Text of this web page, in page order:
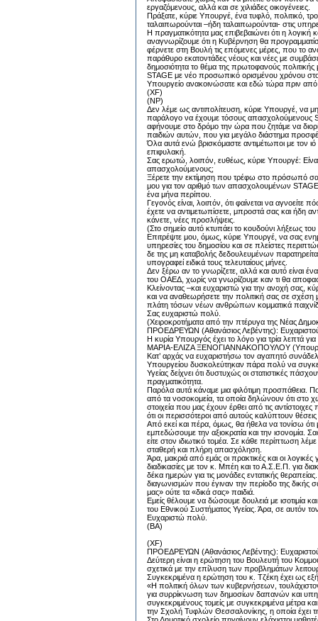
εργαζόμενους, αλλά και σε χιλιάδες οικογένειες.
Πράξατε, κύριε Υπουργέ, ένα τυφλό, πολιτικό,
ταλαιπωρούνται –ήδη ταλαιπωρούνται- στις
Η πραγματικότητα μας επιβεβαιώνει ότι η
αναγνωρίζουμε ότι η Κυβέρνηση θα
φέρνετε στη Βουλή τις επόμενες μέρες, που το
παράθυρο εκατοντάδες νέους και νέες με
δημοσιότητα το θέμα της πρωτοφανούς
STAGE με νέο προσωπικό ορισμένου χρόνου στο
Υπουργείο ανακοινώσατε και εδώ τώρα πριν από
(XF)
(NP)
Δεν λέμε ως αντιπολίτευση, κύριε Υπουργέ, να
παράλογο να έχουμε τόσους απασχολούμενους
αφήνουμε στο δρόμο την ώρα που ζητάμε να
παιδιών αυτών, που για μεγάλο διάστημα
Όλα αυτά ενώ βρισκόμαστε αντιμέτωποι με τον
επιφυλακή.
Σας ερωτώ, λοιπόν, ευθέως, κύριε Υπουργέ:
απασχολούμενους;
Ξέρετε την εκτίμηση που τρέφω στο πρόσωπό
μου για τον αριθμό των απασχολουμένων
ένα μήνα περίπου.
Γεγονός είναι, λοιπόν, ότι φαίνεται να
έχετε να αντιμετωπίσετε, μπροστά σας και ήδη
κάνετε, νέες προσλήψεις.
(Στο σημείο αυτό κτυπάει το κουδούνι λήξεως
Επιτρέψτε μου, όμως, κύριε Υπουργέ, να σας
υπηρεσίες του δημοσίου και σε πλείστες
δε της μη καταβολής δεδουλευμένων
υπογραφεί ειδικά τους τελευταίους μήνες.
Δεν ξέρω αν το γνωρίζετε, αλλά και αυτό είναι
του ΟΑΕΔ, χωρίς να γνωρίζουμε καν τι θα
Κλείνοντας –και ευχαριστώ για την ανοχή σας,
και να αναθεωρήσετε την πολιτική σας σε
πλάτη τόσων νέων ανθρώπων κομματικά
Σας ευχαριστώ πολύ.
(Χειροκροτήματα από την πτέρυγα της Νέας
ΠΡΟΕΔΡΕΥΩΝ (Αθανάσιος Λεβέντης):
Η κυρία Υπουργός έχει το λόγο για τρία λεπτά
ΜΑΡΙΑ-ΕΛΙΖΑ ΞΕΝΟΓΙΑΝΝΑΚΟΠΟΥΛΟΥ (Υπουργός
Κατ’ αρχάς να ευχαριστήσω τον αγαπητό
Υπουργείου δυσκολεύτηκαν πάρα πολύ να
Υγείας δείχνει ότι δυστυχώς οι στατιστικές
πραγματικότητα.
Παρόλα αυτά κάναμε μια φιλότιμη προσπάθεια.
από τα νοσοκομεία, τα οποία δηλώνουν ότι στο
στοιχεία που μας έχουν έρθει από τις
ότι οι περισσότεροι από αυτούς καλύπτουν
Από εκεί και πέρα, όμως, θα ήθελα να τονίσω ότι
εμπεδώσουμε την αξιοκρατία και την ισονομία.
είτε στον ιδιωτικό τομέα. Σε κάθε περίπτωση
σταθερή και πλήρη απασχόληση.
Άρα, μακριά από εμάς οι πρακτικές και οι
διαδικασίες με τον κ. Μπέη και το Α.Σ.Ε.Π. για
δέκα ημερών για τις μονάδες εντατικής
διαγωνισμών που έγιναν την περίοδο της δικής
μας» ούτε τα «δικά σας» παιδιά.
Εμείς θέλουμε να δώσουμε δουλειά με ισοτιμία
του Εθνικού Συστήματος Υγείας. Άρα, σε αυτόν
Ευχαριστώ πολύ.
(BA)
(XF)
ΠΡΟΕΔΡΕΥΩΝ (Αθανάσιος Λεβέντης):
Δεύτερη είναι η ερώτηση του Βουλευτή του
σχετικά με την επίλυση των προβλημάτων
Συγκεκριμένα η ερώτηση του κ. Τζέκη έχει ως
«Η πολιτική όλων των κυβερνήσεων,
για συρρίκνωση των δημοσίων δαπανών και
συγκεκριμένους τομείς με συγκεκριμένα μέτρα
την Σχολή Τυφλών Θεσσαλονίκης, η οποία έχει